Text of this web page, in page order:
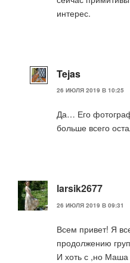
интерес.
Tejas
26 ИЮЛЯ 2019 В 10:25
Да… Его
больше всего
larsik2677
26 ИЮЛЯ 2019 В 09:31
Всем привет! Я
продолжению
И хоть с ,но